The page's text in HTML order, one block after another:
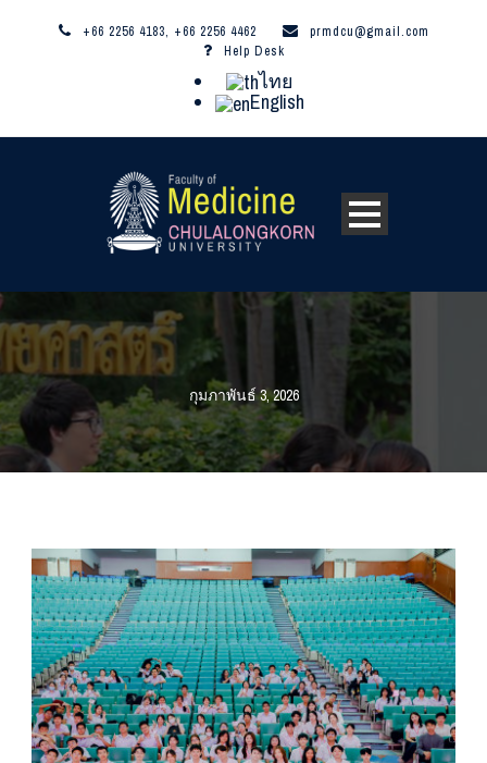
+66 2256 4183, +66 2256 4462
prmdcu@gmail.com
Help Desk
ไทย
English
กุมภาพันธ์ 3, 2026